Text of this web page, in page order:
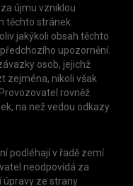
újmu vzniklou
těchto stránek.
jakýkoli obsah těchto
upozornění.
osob, jejichž
zejména, nikoli však
rovněž
na než vedou odkazy
podléhají v řadě zemí
neodpovídá za
úpravy ze strany